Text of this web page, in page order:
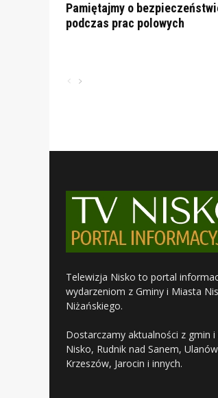
Pamiętajmy o
podczas prac polowych
Telewizja Nisko to portal
wydarzeniom z Gminy i Miasta
Niżańskiego.
Dostarczamy aktualności z gmin
Nisko, Rudnik nad Sanem,
Krzeszów, Jarocin i innych.